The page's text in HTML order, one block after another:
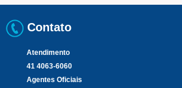
Contato
Atendimento
41 4063-6060
Agentes Oficiais